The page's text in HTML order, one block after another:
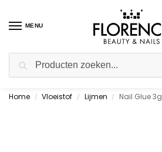
MENU
Gratis ophalen in de showroom
Home / Vloeistof / Lijmen / Nail Glue 3g